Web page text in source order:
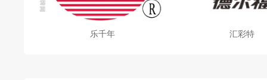
乐千年 汇彩特